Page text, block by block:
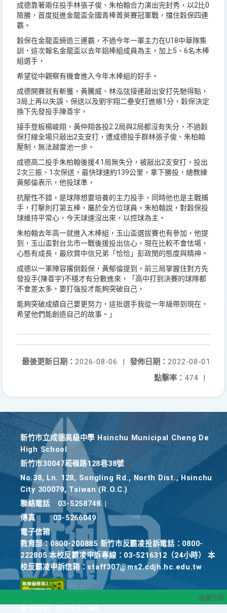
成德靠著兩任投手林張子俊、朱柏翰合力演出完封秀，以2比0
險勝，首度挺進金龍盃全國青棒菁英賽冠軍戰，擋住穀保四連
霸。
穀保在金龍盃締造三連霸，不過今年一軍主力在U18中華隊集
訓，這次報名金龍盃以去年鋁棒組成員為主，加上5、6名木棒
組選手，
希望從中觀察有機會進入今年木棒組的好手。
成德開賽就有斬獲，黃騰威、林泓弦接連敲出安打先馳得點，
3局上再以失誤、保送以及劉宇翔二壘安打進帳1分，穀保決定
換下先發投手陳善宇，
接手登板楊峻翔、黃仲翔各投2.2局與2局都沒有失分，不過穀
保打線全場只敲出2支安打，遭成德投手群林張子俊、朱柏翰
壓制，無法越雷池一步。
成德高二投手朱柏翰後援4.1局無失分，被敲出2支安打，投出
2次三振、1次保送，最快球速約139公里，拿下勝投，總教練
黃郁倫表示，他投球準，
抗壓性不錯，是球隊想要培養的主力投手，同時他也是主戰捕
手，打擊則打第五棒，屬於全方位球員。朱柏翰說，對穀保投
球維持平常心，今天球速沒出來，以控球為主。
朱柏翰去年高一就進入木棒組，玉山盃選拔賽也有參加，他提
到，玉山盃對台北市一戰後援投出信心，現在比較不會怯場，
心態有成長，最欣賞中信兄弟「恰恰」彭政閔的態度與精神。
成德以一軍陣容撂倒穀保，黃郁倫提到，前三局掌握住對方先
發投手(陳善宇)不穩才有分數進來，「高中打到決賽的球隊都
不會差太多，要打強投才能夠突破自己，
能夠突破成績自己要更努力，這批選手我從一年級帶到現在，
希望他們能創造自己的故事。」
發佈日期： 2022-08-01
最後更新日期： 2026-08-06
|
點擊率： 474 |
新竹巿立成德高級中學 Hsinchu Municipal Cheng De
High School
新竹巿30047崧嶺路128巷38號
No.38, Ln. 128, Songling Rd., North Dist., Hsinchu
City 300079, Taiwan (R.O.C.)
聯絡電話
03-5258748
傳真
03-5266049
電子信箱
教育部：0800-200885 新竹市反霸凌投訴電話：0800-
222805 本校反霸凌申訴專線：03-5216312（24小時） 本
校反霸凌申訴信箱：staff307@ms2.cdjh.hc.edu.tw
版權所有